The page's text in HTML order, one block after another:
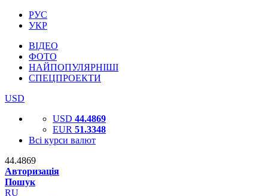
РУС
УКР
ВІДЕО
ФОТО
НАЙПОПУЛЯРНІШІ
СПЕЦПРОЕКТИ
USD
USD 44.4869
EUR 51.3348
Всі курси валют
44.4869
Авторизація
Пошук
RU